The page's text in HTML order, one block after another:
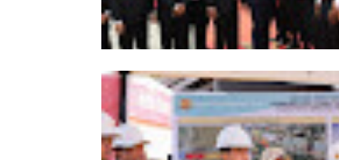
HUT ke-53 Bank Aceh: Momentum
Memperkuat Amanah, Menumbuhkan
Keberkahan Bagi Aceh